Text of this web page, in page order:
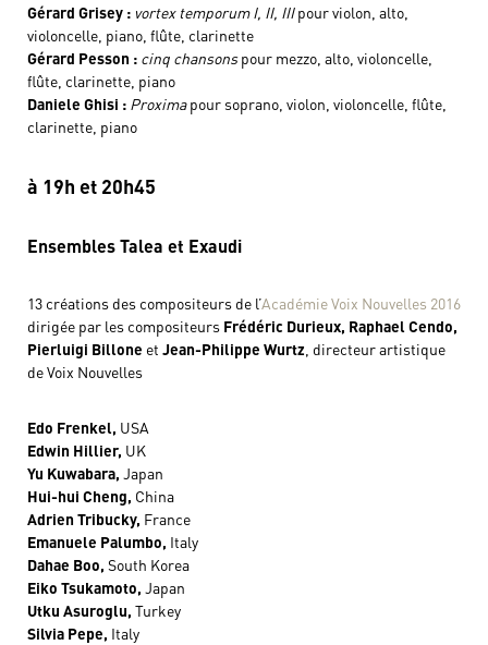
Gérard Grisey : vortex temporum I, II, IIIpour violon, alto,
violoncelle, piano, flûte, clarinette
Gérard Pesson : cinq chansonspour mezzo, alto, violoncelle,
flûte, clarinette, piano
Daniele Ghisi : Proximapour soprano, violon, violoncelle, flûte,
clarinette, piano
à 19h et 20h45
Ensembles Talea et Exaudi
13 créations des compositeurs de l’Académie Voix Nouvelles 2016
dirigée par les compositeurs Frédéric Durieux, Raphael Cendo,
Pierluigi Billone et Jean-Philippe Wurtz , directeur artistique
de Voix Nouvelles
Edo Frenkel, USA
Edwin Hillier, UK
Yu Kuwabara, Japan
Hui-hui Cheng, China
Adrien Tribucky, France
Emanuele Palumbo, Italy
Dahae Boo, South Korea
Eiko Tsukamoto, Japan
Utku Asuroglu, Turkey
Silvia Pepe, Italy